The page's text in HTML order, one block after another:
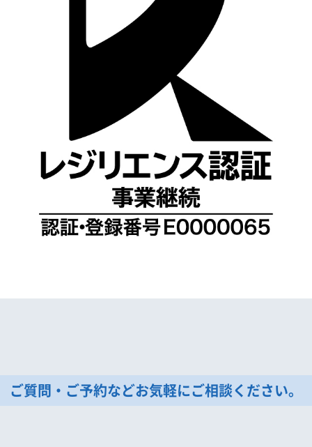
ご質問・ご予約などお気軽にご相談ください。